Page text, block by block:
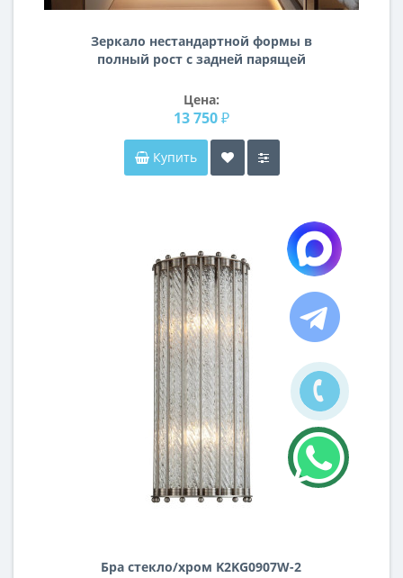
Зеркало нестандартной формы в
полный рост с задней парящей
Цена:
13 750 ₽
Купить
Бра стекло/хром K2KG0907W-2